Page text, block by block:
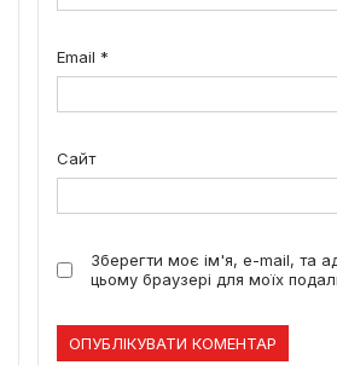
Email *
Сайт
Зберегти моє ім'я, e-mail, та
цьому браузері для моїх